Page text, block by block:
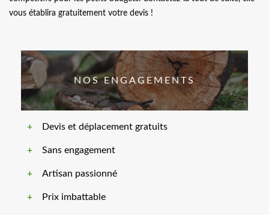
vous établira gratuitement votre devis !
NOS ENGAGEMENTS
Devis et déplacement gratuits
Sans engagement
Artisan passionné
Prix imbattable